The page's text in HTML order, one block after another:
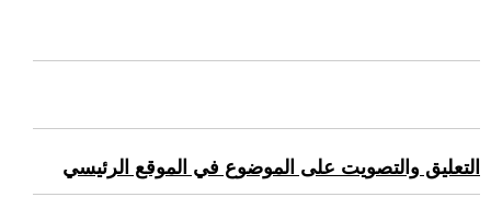
التعليق والتصويت على الموضوع في الموقع الرئيسي